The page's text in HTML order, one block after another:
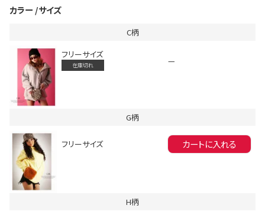
インスタ写真投稿キャンペーン！
カラー サイズ
C柄
フリーサイズ
在庫切れ —
G柄
フリーサイズ カートに入れる
H柄